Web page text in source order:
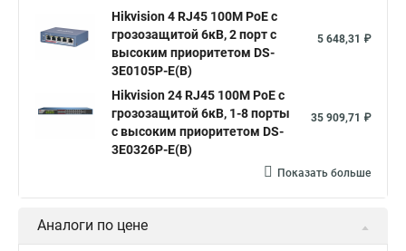
Hikvision 4 RJ45 100M PoE с
грозозащитой 6кВ, 2 порт с
высоким приоритетом DS-
3E0105P-E(B)
5 648,31 ₽
Hikvision 24 RJ45 100M PoE с
грозозащитой 6кВ, 1-8 порты
с высоким приоритетом DS-
3E0326P-E(B)
35 909,71 ₽
Показать больше
Аналоги по цене